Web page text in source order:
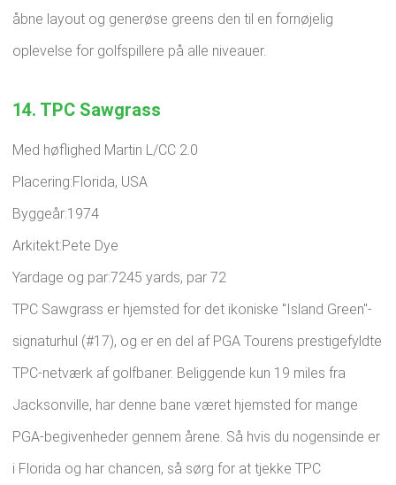
åbne layout og generøse greens den til en fornøjelig
oplevelse for golfspillere på alle niveauer.
14. TPC Sawgrass
Med høflighed Martin L/CC 2.0
Placering:Florida, USA
Byggeår:1974
Arkitekt:Pete Dye
Yardage og par:7245 yards, par 72
TPC Sawgrass er hjemsted for det ikoniske "Island Green"-
signaturhul (#17), og er en del af PGA Tourens prestigefyldte
TPC-netværk af golfbaner. Beliggende kun 19 miles fra
Jacksonville, har denne bane været hjemsted for mange
PGA-begivenheder gennem årene. Så hvis du nogensinde er
i Florida og har chancen, så sørg for at tjekke TPC